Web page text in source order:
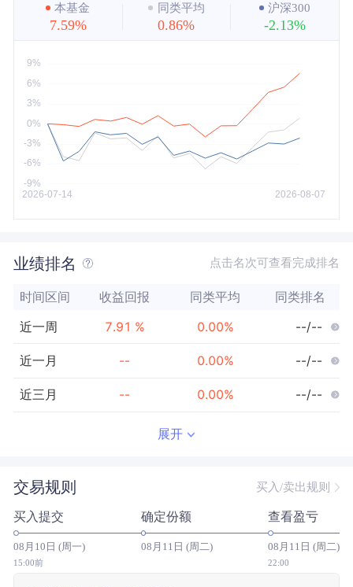
近5年
最大
本基金
7.59%
同类平均
0.86%
沪深300
-2.13%
业绩排名 点击名次可查看完成排名
时间区间 收益回报 同类平均 同类排名
近一周 7.91 % 0.00% --/--
近一月 -- 0.00% --/--
近三月 -- 0.00% --/--
近三年 --/--
近五年 -- 0.00% --/--
今年以来
展开
交易规则 买入/卖出规则
买入提交
08月10日 (周一)
15:00前
确定份额
08月11日 (周二)
查看盈亏
08月11日 (周二)
22:00